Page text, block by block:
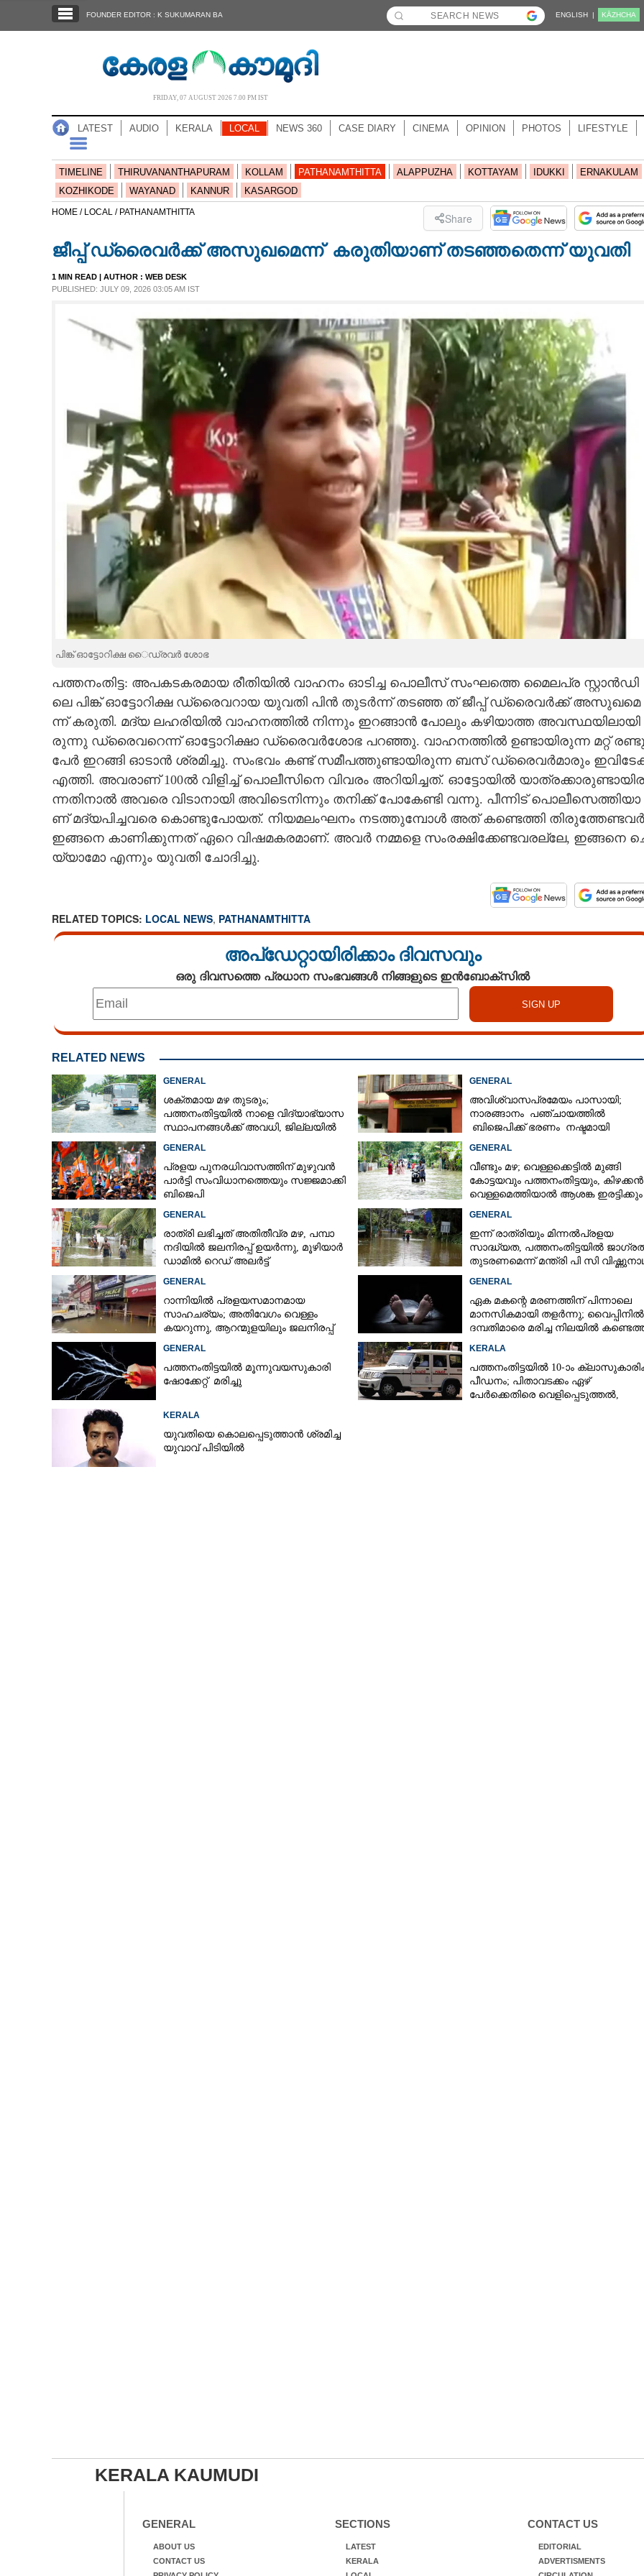
NOTIFIED NEWS
NEWS 360
CASE DIARY
LITERATURE
FOUNDER EDITOR : K SUKUMARAN BA ENGLISH | KĀZHCHA
FRIDAY, 07 AUGUST 2026 7.00 PM IST
LATEST AUDIO KERALA LOCAL NEWS 360 CASE DIARY CINEMA OPINION PHOTOS LIFESTYLE
TIMELINE THIRUVANANTHAPURAM KOLLAM PATHANAMTHITTA ALAPPUZHA KOTTAYAM IDUKKI
ERNAKULAM
KOZHIKODE
WAYANAD KANNUR KASARGOD
HOME / LOCAL / PATHANAMTHITTA Share
ജീപ്പ് ഡ്രൈ​വ​‌​ർ​ക്ക് ​അ​സു​ഖ​മെ​ന്ന് ​ ക​രു​തി​യാണ് തടഞ്ഞതെന്ന് ​യു​വ​തി
1 MIN READ | AUTHOR : WEB DESK
PUBLISHED: JULY 09, 2026 03:05 AM IST
പിങ്ക് ഓട്ടോറിക്ഷ ൈഡ്രവർ ശോഭ
പ​ത്ത​നം​തി​ട്ട: അ​പ​ക​ട​ക​ര​മാ​യ​ ​രീ​തി​യി​ൽ​ ​വാ​ഹ​നം​ ​ഓ​ടി​ച്ച​ ​പൊ​ലീ​സ് ​സം​ഘ​ത്തെ​ ​മൈ​ല​പ്ര​ ​സ്റ്റാ​ൻ​ഡി​
ലെ​ ​പി​ങ്ക് ​ഓ​ട്ടോ​റി​ക്ഷ​ ​ഡ്രൈ​വ​റായ യു​വ​തി​ ​പി​ൻ​ ​തു​ട​ർ​ന്ന്​ ​ത​ട​ഞ്ഞ​ ​ത് ജീപ്പ് ഡ്രൈ​വ​‌​ർ​ക്ക് ​അ​സു​ഖ​മെ​
ന്ന് ​ക​രു​തി​. മ​ദ്യ​ ​ല​ഹ​രി​യി​ൽ​ ​വാ​ഹ​ന​ത്തി​ൽ​ ​നി​ന്നും​ ​ഇ​റ​ങ്ങാ​ൻ​ ​പോ​ലും​ ​ക​ഴി​യാ​ത്ത​ ​അ​വ​സ്ഥ​യി​ലാ​യി​
രു​ന്നു​ ​ഡ്രൈ​വ​റെന്ന് ഓട്ടോറിക്ഷാ ഡ്രൈവർശോഭ പറഞ്ഞു. ​വാ​ഹ​ന​ത്തി​ൽ​ ​ഉ​ണ്ടാ​യി​രു​ന്ന​ ​മ​റ്റ്
പേ​ർ​ ​ഇ​റ​ങ്ങി​ ​ഓ​ടാ​ൻ​ ​ശ്ര​മി​ച്ചു.​ ​സം​ഭ​വം​ ​ക​ണ്ട് ​സ​മീ​പ​ത്തു​ണ്ടാ​യി​രു​ന്ന​ ​ബ​സ് ​ഡ്രൈ​വ​ർ​മാ​രും​
​എ​ത്തി.​ ​അ​വ​രാ​ണ് 100​ൽ​ ​വി​ളി​ച്ച് ​പൊ​ലീ​സി​നെ​ ​വി​വ​രം​ ​അ​റി​യി​ച്ച​ത്.​ ഓട്ടോയിൽ
ന്ന​തി​നാ​ൽ​ ​അ​വ​രെ​ ​വി​ടാ​നാ​യി​ ​അ​വി​ടെ​നി​ന്നും​ ​ത​നി​ക്ക് ​പോ​കേ​ണ്ടി​ ​വ​ന്നു.​ ​പീ​ന്നി​ട് ​പൊ​ലീ​സെ​ത്തി​യാ​
ണ് മദ്യപിച്ചവരെ ​​കൊ​ണ്ടു​പോ​യ​ത്.​ ​നി​യ​മ​ലം​ഘ​നം​ ​ന​ട​ത്തു​മ്പോ​ൾ​ ​അ​ത് ​ക​ണ്ടെ​ത്തി​
ഇ​ങ്ങ​നെ​ ​കാ​ണി​ക്കു​ന്ന​ത് ​ഏ​റെ​ ​വി​ഷ​മ​ക​ര​മാ​ണ്.​ ​അ​വ​ർ​ ​ന​മ്മ​ളെ​ ​സം​ര​ക്ഷി​ക്കേ​ണ്ട​വ​ര​ല്ലേ,​ ​ഇ​ങ്ങ​നെ​
യ്യാ​മോ​ ​എ​ന്നും​ ​യു​വ​തി​ ​ചോ​ദി​ച്ചു.
RELATED TOPICS: LOCAL NEWS, PATHANAMTHITTA
അപ്ഡേറ്റായിരിക്കാം ദിവസവും
ഒരു ദിവസത്തെ പ്രധാന സംഭവങ്ങൾ നിങ്ങളുടെ ഇൻബോക്സിൽ
RELATED NEWS
GENERAL
ശക്തമായ മഴ തുടരും;
പത്തനംതിട്ടയിൽ നാളെ വിദ്യാഭ്യാസ
സ്ഥാപനങ്ങൾക്ക് അവധി,​ ജില്ലയിൽ
GENERAL
അവിശ്വാസപ്രമേയം പാസായി;
നാരങ്ങാനം പഞ്ചായത്തിൽ
ബിജെപിക്ക് ഭരണം നഷ്ടമായി
GENERAL
പ്രളയ പുനരധിവാസത്തിന് മുഴുവൻ
പാർട്ടി സംവിധാനത്തെയും സജ്ജമാക്കി
ബിജെപി
GENERAL
വീണ്ടും മഴ; വെള്ളക്കെട്ടിൽ മുങ്ങി
കോട്ടയവും പത്തനംതിട്ടയും, കിഴക്കൻ
വെള്ളമെത്തിയാൽ ആശങ്ക ഇരട്ടിക്കും
GENERAL
രാത്രി ലഭിച്ചത് അതിതീവ്ര മഴ, പമ്പാ
നദിയിൽ ജലനിരപ്പ് ഉയർന്നു, മൂഴിയാർ
ഡാമിൽ റെഡ് അലർട്ട്
GENERAL
ഇന്ന് രാത്രിയും മിന്നൽപ്രളയ
സാദ്ധ്യത,​ പത്തനംതിട്ടയിൽ
തുടരണമെന്ന് മന്ത്രി പി സി
GENERAL
റാന്നിയിൽ പ്രളയസമാനമായ
സാഹചര്യം; അതിവേഗം വെള്ളം
കയറുന്നു, ആറന്മുളയിലും ജലനിരപ്പ്
GENERAL
ഏക മകന്റെ മരണത്തിന് പിന്നാലെ
മാനസികമായി തളർന്നു; വൈപ്പിനിൽ
ദമ്പതിമാരെ മരിച്ച നിലയിൽ
GENERAL
പത്തനംതിട്ടയിൽ മൂന്നുവയസുകാരി
ഷോക്കേറ്റ് മരിച്ചു
KERALA
പത്തനംതിട്ടയിൽ 10-ാം
പീഡനം; പിതാവടക്കം ഏഴ്
പേർക്കെതിരെ വെളിപ്പെടുത്തൽ,
KERALA
യുവതിയെ കൊലപ്പെടുത്താൻ ശ്രമിച്ച
യുവാവ് പിടിയിൽ
KERALA KAUMUDI
GENERAL
ABOUT US
CONTACT US
SECTIONS
LATEST
KERALA
CONTACT US
EDITORIAL
ADVERTISMENTS